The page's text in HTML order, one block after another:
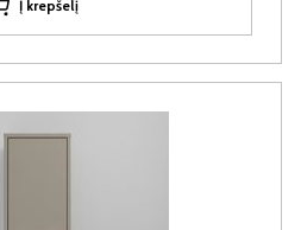
Į krepšelį